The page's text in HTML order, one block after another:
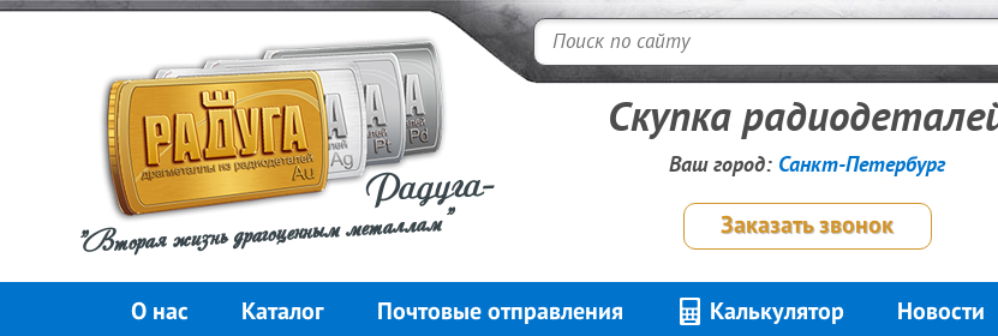
Радуга-
"Вторая жизнь драгоценным металлам"
Скупка
Ваш город: Санкт-Петербург
Заказать звонок
О нас Каталог Почтовые отправления Калькулятор Новости